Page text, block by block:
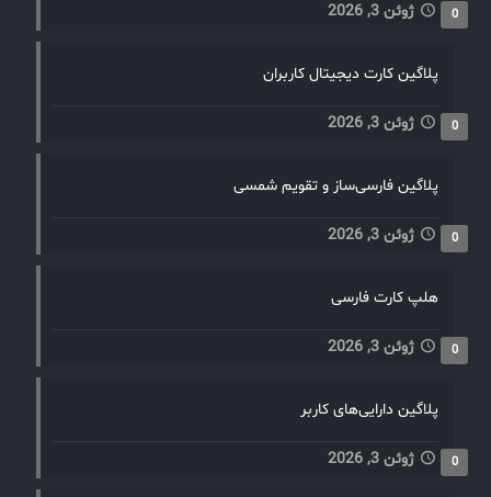
ژوئن 3, 2026 0
پلاگین کارت دیجیتال کاربران
ژوئن 3, 2026 0
پلاگین فارسی‌ساز و تقویم شمسی
ژوئن 3, 2026 0
هلپ کارت فارسی
ژوئن 3, 2026 0
پلاگین دارایی‌های کاربر
ژوئن 3, 2026 0